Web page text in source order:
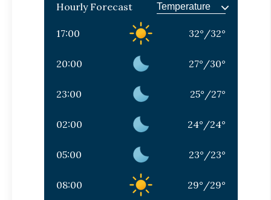
Hourly Forecast
17:00 32°/32°
20:00 27°/30°
23:00 25°/27°
02:00 24°/24°
05:00 23°/23°
08:00 29°/29°